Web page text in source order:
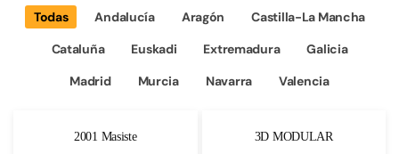
Todas Andalucía Aragón
Castilla-La Mancha
Cataluña
Euskadi Extremadura
Galicia
Madrid
Murcia Navarra Valencia
2001 Masiste 3D MODULAR